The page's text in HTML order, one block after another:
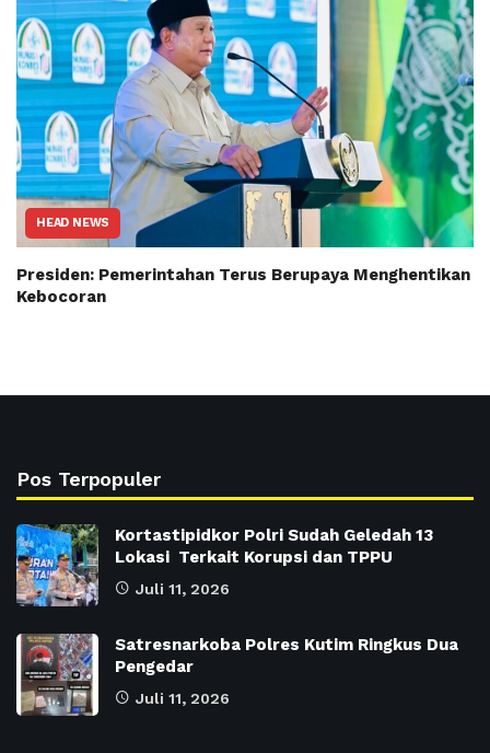
HEAD NEWS
Presiden: Pemerintahan Terus Berupaya Menghentikan
Kebocoran
Pos Terpopuler
Kortastipidkor Polri Sudah Geledah 13
Lokasi Terkait Korupsi dan TPPU
Juli 11, 2026
Satresnarkoba Polres Kutim Ringkus Dua
Pengedar
Juli 11, 2026